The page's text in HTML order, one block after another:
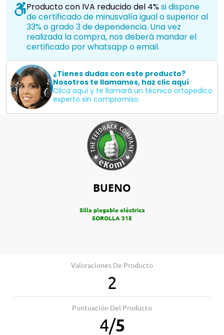
Producto con IVA reducido del 4%si dispone
de certificado de minusvalía igual o superior al
33% o grado 3 de dependencia. Una vez
realizada la compra, nos deberá mandar el
certificado por whatsapp o email.
¿Tienes dudas con este producto?
Nosotros te llamamos, haz clic aquí
Clica aquí y te llamará un técnico ortopedico
experto sin compromiso.
BUENO
Silla plegable eléctrica
SOROLLA 315
Valoraciones De Producto
2
Puntuación Del Producto
4/5